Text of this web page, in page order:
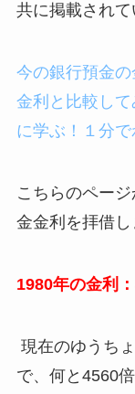
共に掲載されて
今の銀行預金
金利と比較し
に学ぶ！１分
こちらのペー
金金利を拝借し
1980年の金利
現在のゆうち
で、何と4560倍